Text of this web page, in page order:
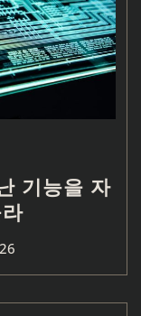
기능을 자